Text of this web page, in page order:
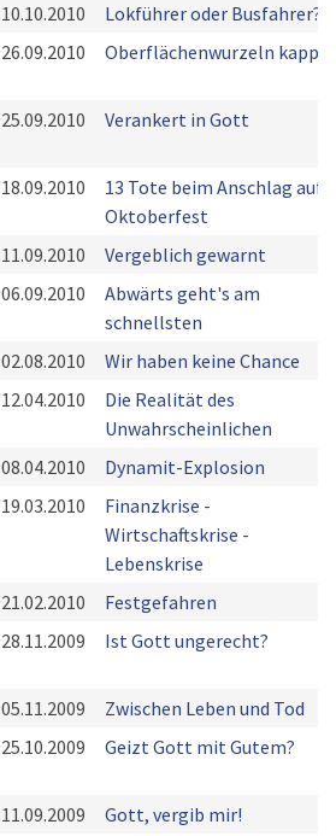
10.10.2010 Lokführer oder Busfahrer?
26.09.2010 Oberflächenwurzeln
25.09.2010 Verankert in Gott
18.09.2010
13 Tote beim Anschlag aufs
Oktoberfest
11.09.2010 Vergeblich gewarnt
06.09.2010
Abwärts geht's am
schnellsten
02.08.2010 Wir haben keine Chance
12.04.2010
Die Realität des
Unwahrscheinlichen
08.04.2010 Dynamit-Explosion
19.03.2010
Finanzkrise -
Wirtschaftskrise -
Lebenskrise
21.02.2010 Festgefahren
28.11.2009 Ist Gott ungerecht?
05.11.2009 Zwischen Leben und Tod
25.10.2009 Geizt Gott mit Gutem?
11.09.2009 Gott, vergib mir!